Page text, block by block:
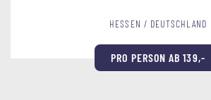
HESSEN / DEUTSCHLAND
PRO PERSON AB 139,-